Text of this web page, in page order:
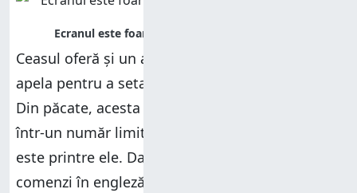
Ceasul oferă și un asistent vocal pe care-l poți
apela pentru a seta timere și a începe activități.
Din păcate, acesta nu acceptă comenzi decât
într-un număr limitat de limbi, iar româna nu
este printre ele. Dacă vrei să-l încerci, dictează
comenzi în engleză, italiană, spaniolă sau